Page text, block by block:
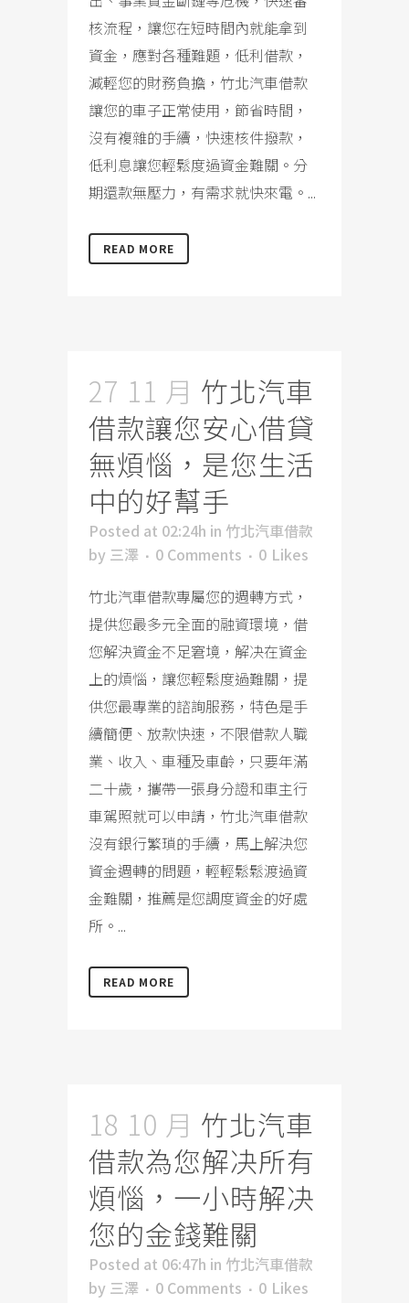
核流程，讓您在短時間內就能拿到
資金，應對各種難題，低利借款，
減輕您的財務負擔，竹北汽車借款
讓您的車子正常使用，節省時間，
沒有複雜的手續，快速核件撥款，
低利息讓您輕鬆度過資金難關。分
期還款無壓力，有需求就快來電。...
READ MORE
27 11 月 竹北汽車
借款讓您安心借貸
無煩惱，是您生活
中的好幫手
Posted at 02:24h in 竹北汽車借款
by 三澤 0 Comments 0 Likes
竹北汽車借款專屬您的週轉方式，
提供您最多元全面的融資環境，借
您解決資金不足窘境，解决在資金
上的煩惱，讓您輕鬆度過難關，提
供您最專業的諮詢服務，特色是手
續簡便、放款快速，不限借款人職
業、收入、車種及車齡，只要年滿
二十歲，攜帶一張身分證和車主行
車駕照就可以申請，竹北汽車借款
沒有銀行繁瑣的手續，馬上解決您
資金週轉的問題，輕輕鬆鬆渡過資
金難關，推薦是您調度資金的好處
所。...
READ MORE
18 10 月 竹北汽車
借款為您解决所有
煩惱，一小時解决
您的金錢難關
Posted at 06:47h in 竹北汽車借款
by 三澤 0 Comments 0 Likes